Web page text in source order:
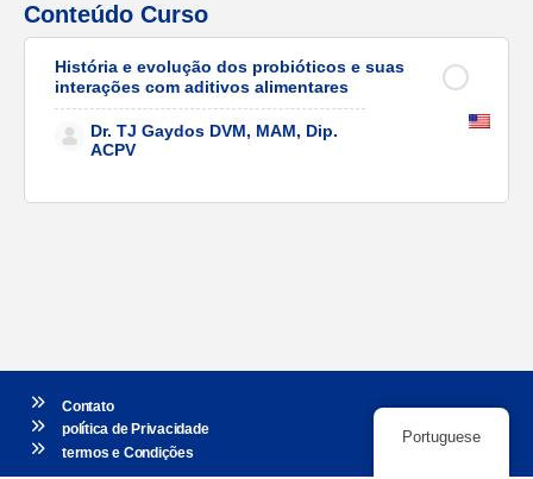
Conteúdo Curso
História e evolução dos probióticos e suas
interações com aditivos alimentares
Dr. TJ Gaydos DVM, MAM, Dip.
ACPV
Contato
política de Privacidade
termos e Condições
Portuguese